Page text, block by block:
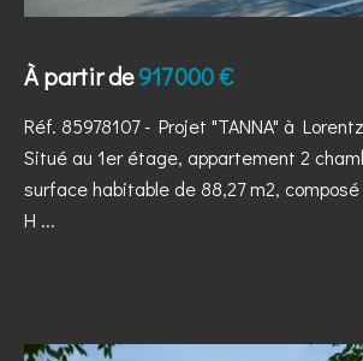
À partir de917 000 €
Réf. 85978107- Projet "TANNA" à
Situé au 1er étage, appartement 2
surface habitable de 88,27 m2,
H ...